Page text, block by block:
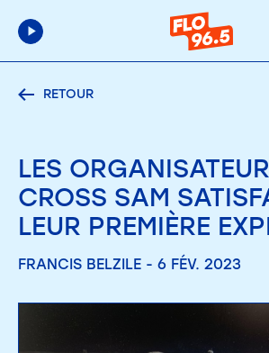
RETOUR
LES
CROSS SAM
LEUR PREMIÈRE
FRANCIS BELZILE - 6 FÉV. 2023